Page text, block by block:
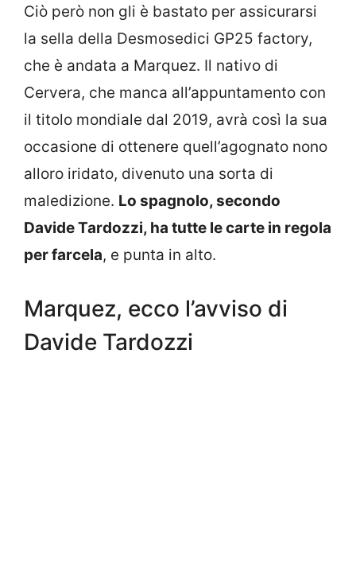
Ciò però non gli è bastato per assicurarsi
la sella della Desmosedici GP25 factory,
che è andata a Marquez. Il nativo di
Cervera, che manca all’appuntamento con
il titolo mondiale dal 2019, avrà così la sua
occasione di ottenere quell’agognato nono
alloro iridato, divenuto una sorta di
maledizione. Lo spagnolo, secondo
Davide Tardozzi, ha tutte le carte in regola
per farcela, e punta in alto.
Marquez, ecco l’avviso di
Davide Tardozzi